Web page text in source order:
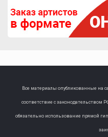
Все материалы опубликованные на
соответствие с
обязательно использование прямой